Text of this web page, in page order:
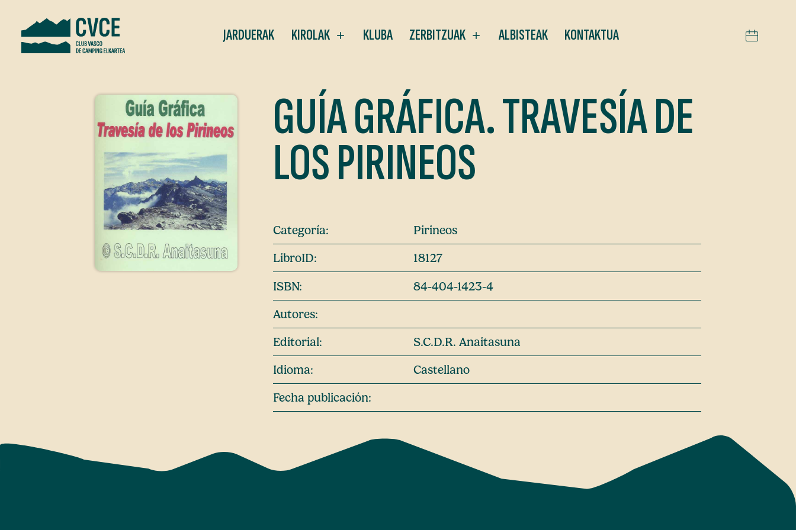
JARDUERAK KIROLAK KLUBA ZERBITZUAK ALBISTEAK KONTAKTUA
GUÍA GRÁFICA. TRAVESÍA DE
LOS PIRINEOS
Categoría:
Pirineos
LibroID:
18127
ISBN:
84-404-1423-4
Autores:
Editorial:
S.C.D.R. Anaitasuna
Idioma:
Castellano
Fecha publicación: